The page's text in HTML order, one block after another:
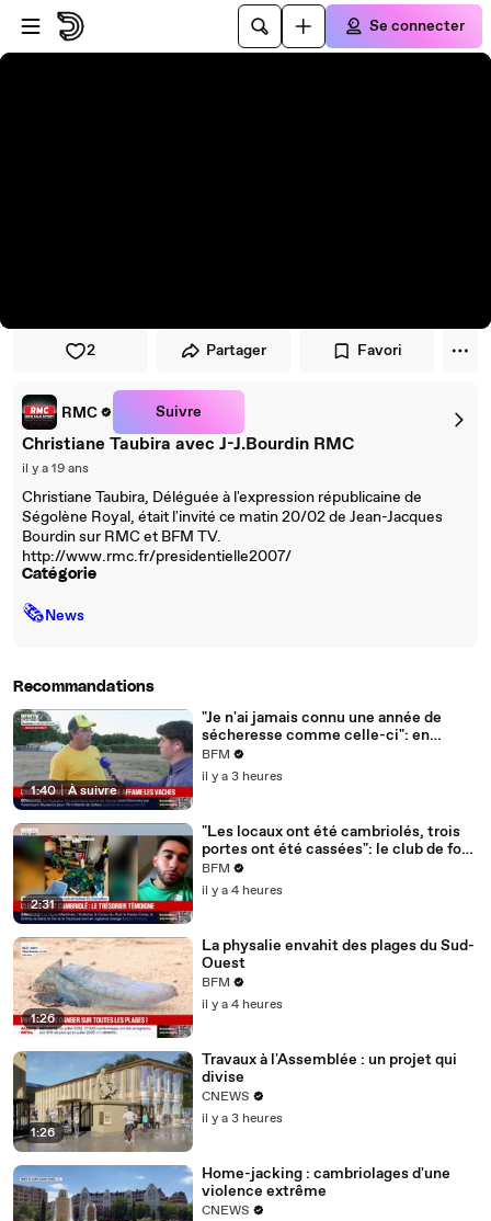
Passer au player
Passer au contenu principal
Se connecter
2 Partager Favori
RMC Suivre
Christiane Taubira avec J-J.Bourdin RMC
il y a 19 ans
Christiane Taubira, Déléguée à l'expression républicaine de
Ségolène Royal, était l'invité ce matin 20/02 de Jean-Jacques
Bourdin sur RMC et BFM TV.
http://www.rmc.fr/presidentielle2007/
Catégorie
🗞News
Recommandations
1:40 | À suivre
"Je n'ai jamais connu une année de
sécheresse comme celle-ci": en
Charente-Maritime, à cause de la
sécheresse, l'herbe de cette prairie
n'est plus comestible pour les vaches
BFM
il y a 3 heures
2:31
"Les locaux ont été cambriolés, trois
portes ont été cassées": le club de foot
de Champfleur victime d'un
cambriolage
BFM
il y a 4 heures
1:26
La physalie envahit des plages du Sud-
Ouest
BFM
il y a 4 heures
1:26
Travaux à l'Assemblée : un projet qui
divise
CNEWS
il y a 3 heures
Home-jacking : cambriolages d'une
violence extrême
CNEWS